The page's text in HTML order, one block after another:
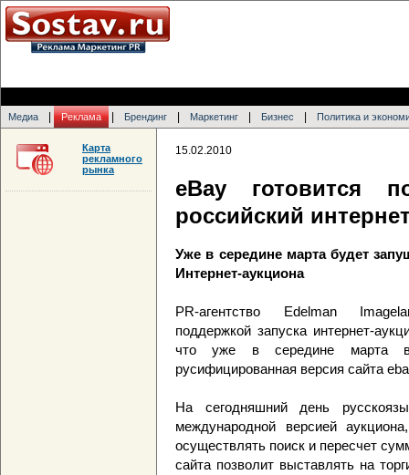
Медиа Реклама Брендинг Маркетинг Бизнес Политика и
15.02.2010
eBay готовится
российский
Уже в середине марта будет
Интернет-аукциона
PR-агентство Edelman
поддержкой запуска интернет-
что уже в середине марта в
русифицированная версия сайта
На сегодняшний день
международной версией
осуществлять поиск и пересчет
сайта позволит выставлять на
Карта
рекламного
рынка